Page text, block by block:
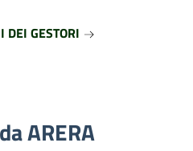
DEI GESTORI
ARERA